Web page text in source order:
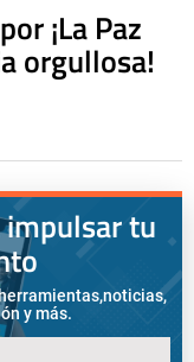
¡La Paz
orgullosa!
tu
noticias,
y más.